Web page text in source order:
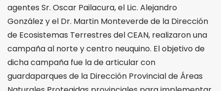
agentes Sr. Oscar Pailacura, el Lic. Alejandro
González y el Dr. Martin Monteverde de la Dirección
de Ecosistemas Terrestres del CEAN, realizaron una
campaña al norte y centro neuquino. El objetivo de
dicha campaña fue la de articular con
guardaparques de la Dirección Provincial de Áreas